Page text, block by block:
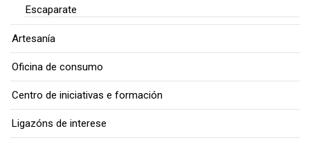
Escaparate
Artesanía
Oficina de consumo
Centro de iniciativas e formación
Ligazóns de interese